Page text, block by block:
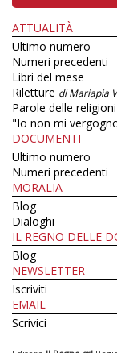
ATTUALITÀ
Ultimo numero
Numeri precedenti
Libri del mese
Riletture di Mariapia
Parole delle religioni
"Io non mi
DOCUMENTI
Ultimo numero
Numeri precedenti
MORALIA
Blog
Dialoghi
IL REGNO DELLE
Blog
NEWSLETTER
Iscriviti
EMAIL
Scrivici